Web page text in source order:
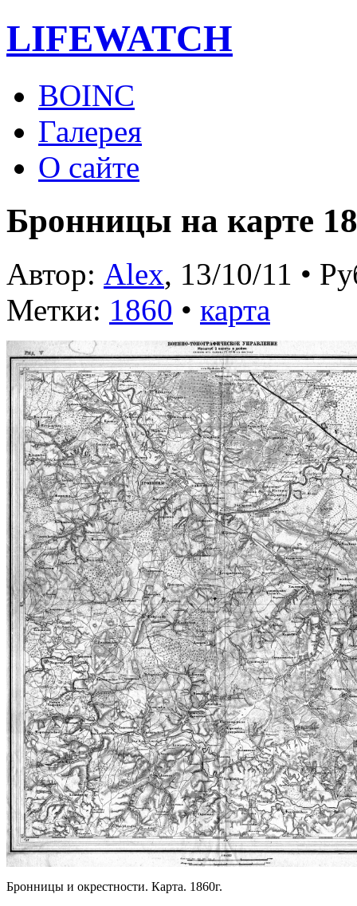
LIFEWATCH
BOINC
Галерея
О сайте
Бронницы на карте
Автор: Alex, 13/10/11 •
Метки: 1860 • карта
Бронницы и окрестности. Карта. 1860г.